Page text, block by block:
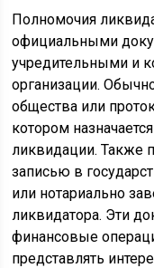
Полномочия
официальными
учредительными и
организации.
общества или
котором
ликвидации. Также
записью в
или нотариально
ликвидатора. Эти
финансовые
представлять